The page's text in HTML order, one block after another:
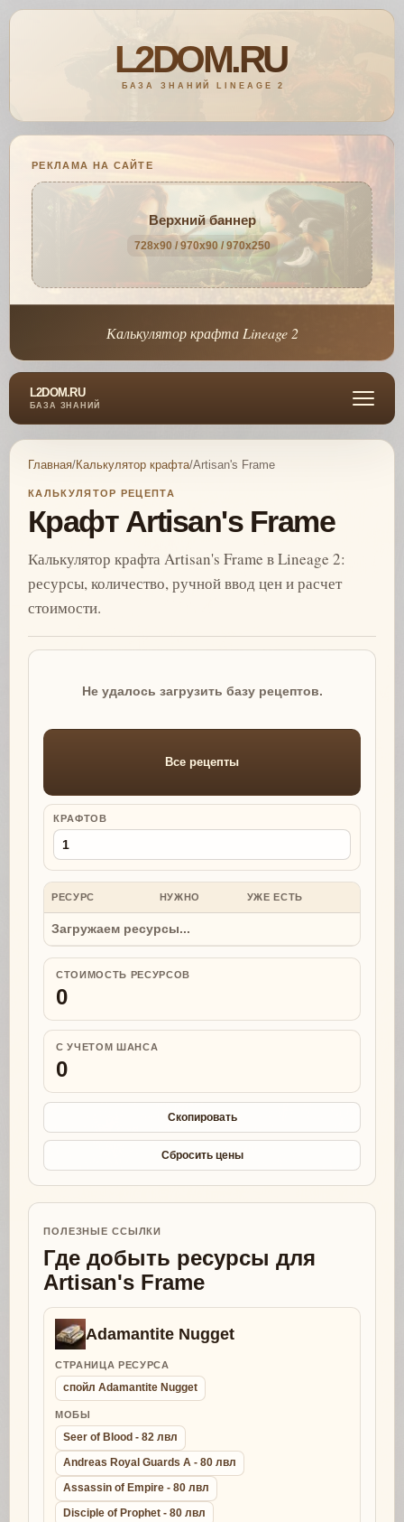
РЕКЛАМА НА САЙТЕ
Верхний баннер
728x90 / 970x90 / 970x250
Калькулятор крафта Lineage 2
L2DOM.RU
БАЗА ЗНАНИЙ
Главная/Калькулятор крафта/Artisan's Frame
КАЛЬКУЛЯТОР РЕЦЕПТА
Крафт Artisan's Frame
Калькулятор крафта Artisan's Frame в Lineage 2:
ресурсы, количество, ручной ввод цен и расчет
стоимости.
Не удалось загрузить базу рецептов.
Все рецепты
КРАФТОВ
РЕСУРС НУЖНО УЖЕ ЕСТЬ
Загружаем ресурсы...
СТОИМОСТЬ РЕСУРСОВ
0
С УЧЕТОМ ШАНСА
0
Скопировать
Сбросить цены
ПОЛЕЗНЫЕ ССЫЛКИ
Где добыть ресурсы для
Artisan's Frame
Adamantite Nugget
СТРАНИЦА РЕСУРСА
спойл Adamantite Nugget
МОБЫ
Seer of Blood - 82 лвл
Andreas Royal Guards A - 80 лвл
Assassin of Empire - 80 лвл
Disciple of Prophet - 80 лвл